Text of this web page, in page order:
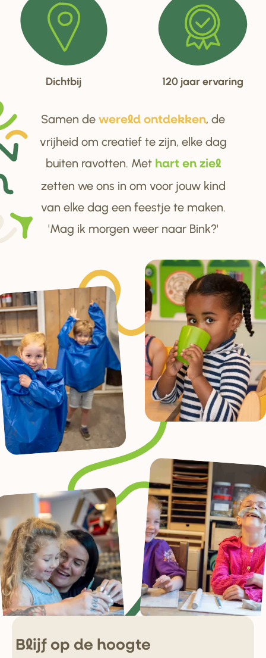
Dichtbij 120 jaar ervaring
Samen de wereld ontdekken, de
vrijheid om creatief te zijn, elke dag
buiten ravotten. Met hart en ziel
zetten we ons in om voor jouw kind
van elke dag een feestje te maken.
'Mag ik morgen weer naar Bink?'
Blijf op de hoogte